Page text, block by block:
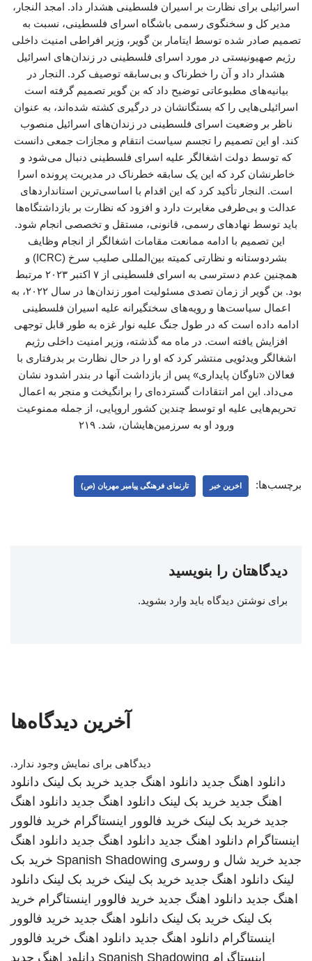
اسرائیلی برای نظارت بر اسیران فلسطینی هشدار داد. امجد النجار،
مدیر کل و سخنگوی رسمی باشگاه اسرای فلسطینی، نسبت به
تصمیم صادر شده توسط ایتامار بن گویر، وزیر افراطی امنیت داخلی
رژیم صهیونیستی در مورد اسرای فلسطینی در زندان‌های اسرائیل
هشدار داد و آن را خطرناک و بی‌سابقه توصیف کرد. النجار در
بیانیه‌های مطبوعاتی توضیح داد که بن گویر تصمیم گرفته است
اسرائیلی‌هایی را که بستگانشان در درگیری کشته شده‌اند، به عنوان
ناظر بر وضعیت اسرای فلسطینی در زندان‌های اسرائیل منصوب
کند. او این تصمیم را تجسم سیاست انتقام و مجازات جمعی دانست
که توسط دولت اشغالگر علیه اسرای فلسطینی دنبال می‌شود و
خاطرنشان کرد که این یک سابقه خطرناک در مدیریت پرونده اسرا
است. النجار تأکید کرد که این اقدام با اساسی‌ترین استانداردهای
عدالت و بی‌طرفی مغایرت دارد و افزود که نظارت بر بازداشتگاه‌ها
باید توسط نهادهای رسمی، قانونی، مستقل و تخصصی انجام شود.
این تصمیم با ادامه‌ ممانعت مقامات اشغالگر از انجام وظایف
بشردوستانه و نظارتی کمیته بین‌المللی صلیب سرخ (ICRC) و
همچنین عدم دسترسی به اسرای فلسطینی از ۷ اکتبر ۲۰۲۳ مرتبط
بود. بن گویر از زمان تصدی مسئولیت امور زندان‌ها در سال ۲۰۲۲، به
اعمال سیاست‌ها و رویه‌های سختگیرانه علیه اسیران فلسطینی
ادامه داده است که در طول جنگ علیه نوار غزه به طور قابل توجهی
افزایش یافته است. در ماه مه گذشته، وزیر امنیت داخلی رژیم
اشغالگر ویدئویی منتشر کرد که او را در حال نظارت بر بدرفتاری با
فعالان «ناوگان پایداری» پس از بازداشت آنها در بندر اشدود نشان
می‌داد. این امر انتقادات گسترده‌ای را برانگیخت و منجر به اعمال
تحریم‌هایی علیه او توسط چندین کشور اروپایی، از جمله ممنوعیت
ورود او به سرزمین‌هایشان، شد. ۲۱۹
برچسب‌ها: اخرین خبر تارنمای فرهنگی پیامبر مهربان (ص)
دیدگاهتان را بنویسید
برای نوشتن دیدگاه باید وارد بشوید.
آخرین دیدگاه‌ها
دیدگاهی برای نمایش وجود ندارد.
دانلود اهنگ جدید دانلود اهنگ جدید خرید بک لینک دانلود
اهنگ جدید خرید بک لینک دانلود اهنگ جدید دانلود اهنگ
جدید خرید بک لینک خرید فالوور اینستاگرام خرید فالوور
اینستاگرام دانلود اهنگ جدید دانلود اهنگ جدید دانلود اهنگ
جدید خرید شال و روسری Spanish Shadowing خرید بک
لینک دانلود اهنگ جدید خرید بک لینک خرید بک لینک دانلود
اهنگ جدید دانلود اهنگ جدید خرید فالوور اینستاگرام خرید
بک لینک خرید بک لینک دانلود اهنگ جدید خرید فالوور
اینستاگرام دانلود اهنگ جدید دانلود اهنگ خرید فالوور
اینستاگرام Spanish Shadowing دانلود اهنگ جدید